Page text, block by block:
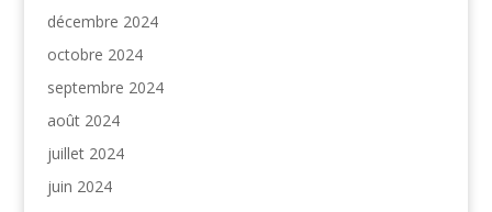
décembre 2024
octobre 2024
septembre 2024
août 2024
juillet 2024
juin 2024